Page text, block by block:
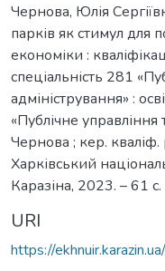
Чернова, Юлія
парків як стимул для
економіки :
спеціальність 281
адміністрування» :
«Публічне
Чернова ; кер.
Харківський
Каразіна, 2023. – 61 с.
URI
https://